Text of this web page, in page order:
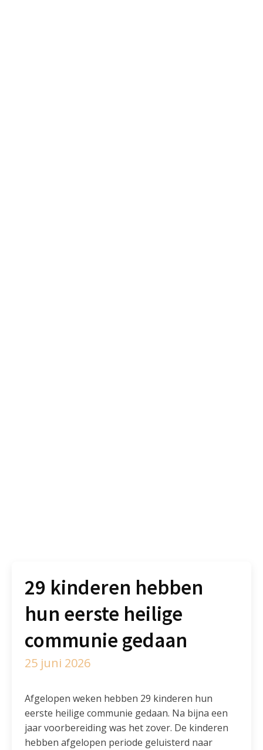
29 kinderen hebben
hun eerste heilige
communie gedaan
25 juni 2026
Afgelopen weken hebben 29 kinderen hun
eerste heilige communie gedaan. Na bijna een
jaar voorbereiding was het zover. De kinderen
hebben afgelopen periode geluisterd naar